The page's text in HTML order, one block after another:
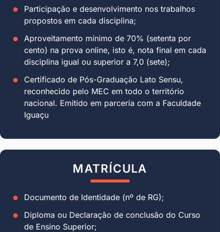
Participação e desenvolvimento nos trabalhos
propostos em cada disciplina;
Aproveitamento mínimo de 70% (setenta por
cento) na prova online, isto é, nota final em cada
disciplina igual ou superior a 7,0 (sete);
Certificado de Pós-Graduação Lato Sensu,
reconhecido pelo MEC em todo o território
nacional. Emitido em parceria com a Faculdade
Iguaçu
MATRÍCULA
Documento de Identidade (nº de RG);
Diploma ou Declaração de conclusão do Curso
de Ensino Superior;